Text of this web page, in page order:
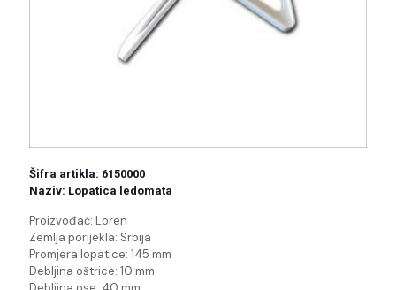
Šifra artikla: 6150000
Naziv: Lopatica ledomata
Proizvođač: Loren
Zemlja porijekla: Srbija
Promjera lopatice: 145 mm
Debljina oštrice: 10 mm